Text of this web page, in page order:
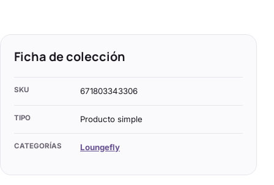
Ficha de colección
SKU 671803343306
TIPO Producto simple
CATEGORÍAS Loungefly